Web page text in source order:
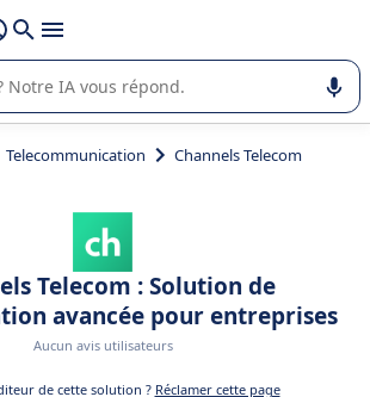
avec
guide dans l'utilisation ou la sélection de
Telecommunication Channels Telecom
Telecom : Solution de
avancée pour entreprises
Aucun avis utilisateurs
de cette solution ? Réclamer cette page